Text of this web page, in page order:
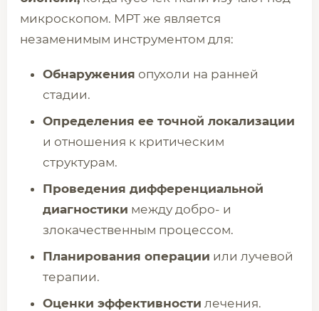
микроскопом. МРТ же является
незаменимым инструментом для:
Обнаружения опухоли на ранней
стадии.
Определения ее точной локализации
и отношения к критическим
структурам.
Проведения дифференциальной
диагностики между добро- и
злокачественным процессом.
Планирования операции или лучевой
терапии.
Оценки эффективности лечения.